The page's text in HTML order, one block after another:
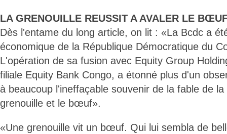
LA GRENOUILLE REUSSIT A AVALER LE
Dès l'entame du long article, on lit : «La Bcdc a
économique de la République Démocratique du
L'opération de sa fusion avec Equity Group
filiale Equity Bank Congo, a étonné plus d'un
à beaucoup l'ineffaçable souvenir de la fable de
grenouille et le bœuf».
«Une grenouille vit un bœuf. Qui lui sembla de